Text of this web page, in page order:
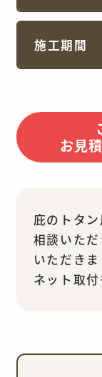
施工期間
お見
庇のトタ
相談いた
いただき
ネット取付